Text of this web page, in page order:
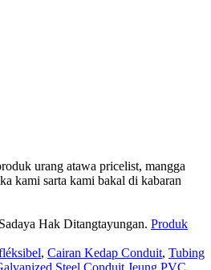
urang atawa pricelist, mangga
kami sarta kami bakal di kabaran
Hak Ditangtayungan. Produk
, Cairan Kedap Conduit, Tubing